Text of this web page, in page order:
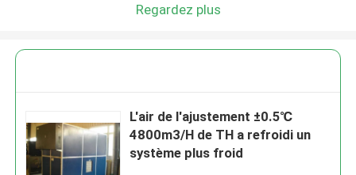
Regardez plus
L'air de l'ajustement ±0.5℃
4800m3/H de TH a refroidi un
système plus froid